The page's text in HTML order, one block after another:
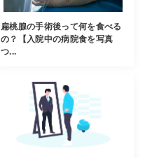
扁桃腺の手術後って何を食べる
の？【入院中の病院食を写真
つ...